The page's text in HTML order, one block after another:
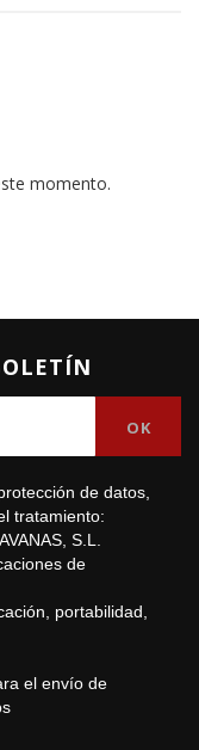
momento.
de datos,
tratamiento:
S.L.
de
portabilidad,
el envío de